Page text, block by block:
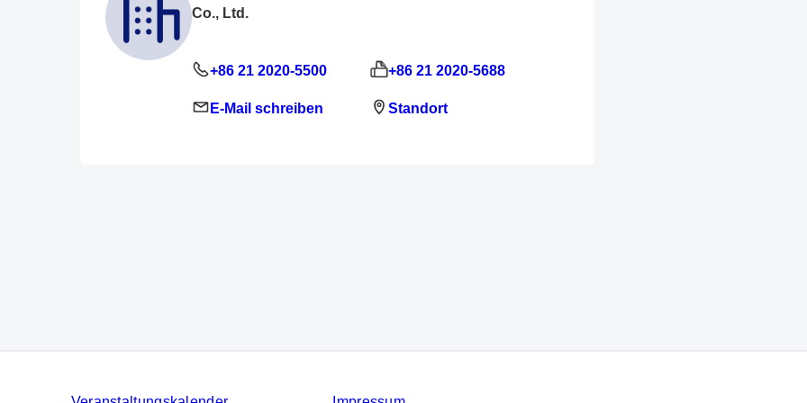
Co., Ltd.
+86 21 2020-5500 +86 21 2020-5688
E-Mail schreiben Standort